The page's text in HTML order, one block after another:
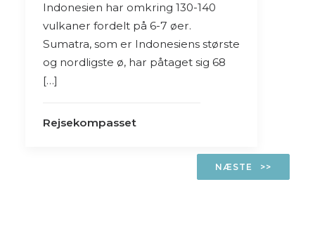
Indonesien har omkring 130-140
vulkaner fordelt på 6-7 øer.
Sumatra, som er Indonesiens største
og nordligste ø, har påtaget sig 68
[…]
Rejsekompasset
NÆSTE